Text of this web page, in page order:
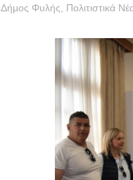
Δήμος Φυλής Πολιτιστικά